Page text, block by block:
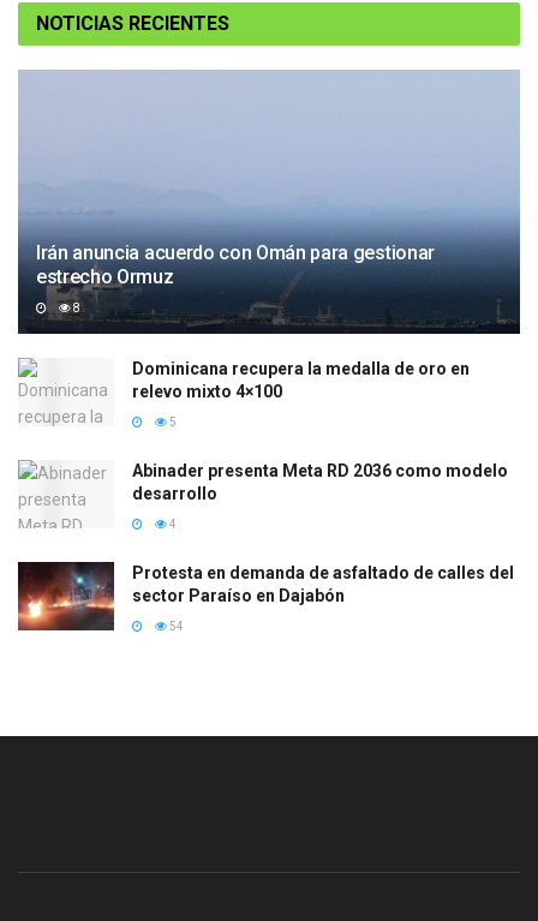
NOTICIAS RECIENTES
Irán anuncia acuerdo con Omán para gestionar
estrecho Ormuz
8
Dominicana recupera la medalla de oro en
relevo mixto 4×100
5
Abinader presenta Meta RD 2036 como modelo
desarrollo
4
Protesta en demanda de asfaltado de calles del
sector Paraíso en Dajabón
54